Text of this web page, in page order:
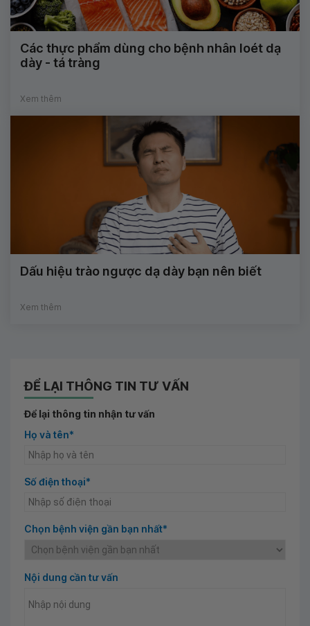
Các thực phẩm dùng cho bệnh nhân loét dạ
dày - tá tràng
Xem thêm
Dấu hiệu trào ngược dạ dày bạn nên biết
Xem thêm
ĐỂ LẠI THÔNG TIN TƯ VẤN
Để lại thông tin nhận tư vấn
Họ và tên*
Số điện thoại*
Chọn bệnh viện gần bạn nhất*
Nội dung cần tư vấn